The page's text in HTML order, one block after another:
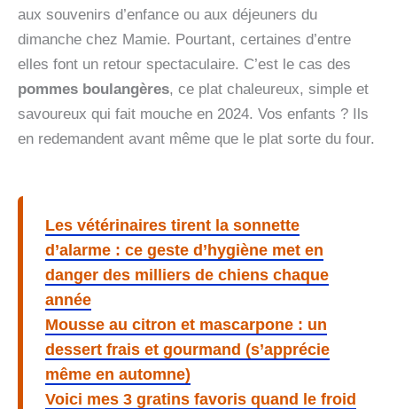
aux souvenirs d’enfance ou aux déjeuners du
dimanche chez Mamie. Pourtant, certaines d’entre
elles font un retour spectaculaire. C’est le cas des
pommes boulangères, ce plat chaleureux, simple et
savoureux qui fait mouche en 2024. Vos enfants ? Ils
en redemandent avant même que le plat sorte du four.
Les vétérinaires tirent la sonnette
d’alarme : ce geste d’hygiène met en
danger des milliers de chiens chaque
année
Mousse au citron et mascarpone : un
dessert frais et gourmand (s’apprécie
même en automne)
Voici mes 3 gratins favoris quand le froid